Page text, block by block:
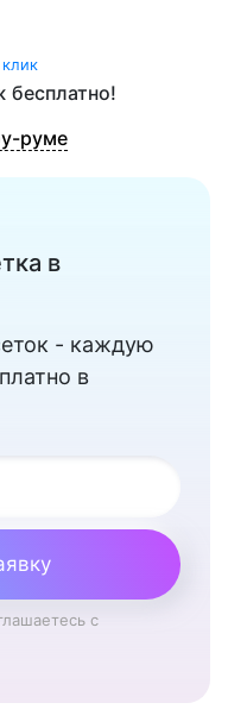
клик
бесплатно!
руме
в
- каждую
в
с